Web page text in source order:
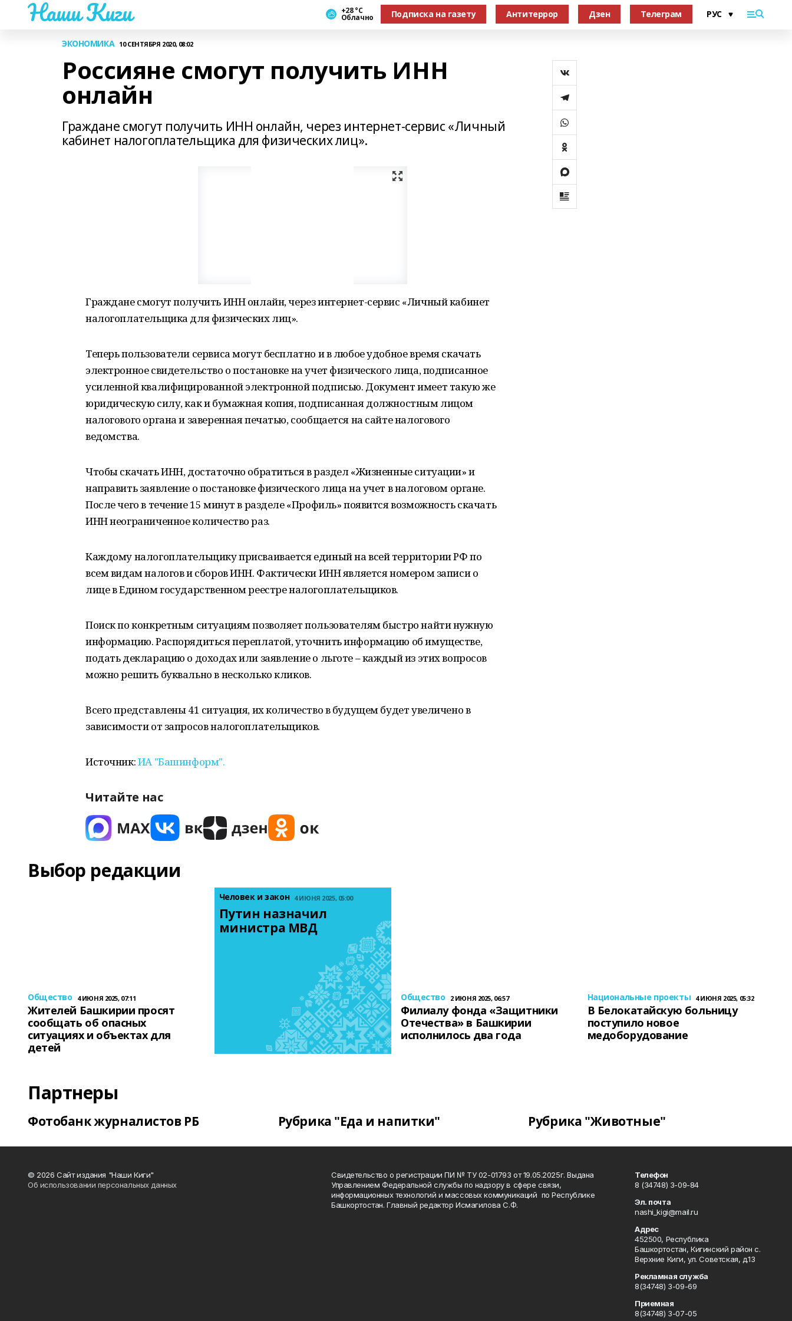
Наши Киги +28 °С
Облачно Подписка на газету Антитеррор Дзен Телеграм
ЭКОНОМИКА 10 СЕНТЯБРЯ 2020, 08:02
Россияне смогут получить ИНН
онлайн
Граждане смогут получить ИНН онлайн, через интернет-сервис «Личный
кабинет налогоплательщика для физических лиц».
Граждане смогут получить ИНН онлайн, через интернет-сервис «Личный кабинет
налогоплательщика для физических лиц».
Теперь пользователи сервиса могут бесплатно и в любое удобное время скачать
электронное свидетельство о постановке на учет физического лица, подписанное
усиленной квалифицированной электронной подписью. Документ имеет такую же
юридическую силу, как и бумажная копия, подписанная должностным лицом
налогового органа и заверенная печатью, сообщается на сайте налогового
ведомства.
Чтобы скачать ИНН, достаточно обратиться в раздел «Жизненные ситуации» и
направить заявление о постановке физического лица на учет в налоговом органе.
После чего в течение 15 минут в разделе «Профиль» появится возможность скачать
ИНН неограниченное количество раз.
Каждому налогоплательщику присваивается единый на всей территории РФ по
всем видам налогов и сборов ИНН. Фактически ИНН является номером записи о
лице в Едином государственном реестре налогоплательщиков.
Поиск по конкретным ситуациям позволяет пользователям быстро найти нужную
информацию. Распорядиться переплатой, уточнить информацию об имуществе,
подать декларацию о доходах или заявление о льготе – каждый из этих вопросов
можно решить буквально в несколько кликов.
Всего представлены 41 ситуация, их количество в будущем будет увеличено в
зависимости от запросов налогоплательщиков.
Источник:ИА "Башинформ".
Читайте нас
Выбор редакции
Общество 4 ИЮНЯ 2025, 07:11
Жителей Башкирии просят
сообщать об опасных
ситуациях и объектах для
детей
Человек и закон 4 ИЮНЯ 2025, 05:00
Путин назначил
министра МВД
Общество 2 ИЮНЯ 2025, 06:57
Филиалу фонда «Защитники
Отечества» в Башкирии
исполнилось два года
Национальные проекты 4 ИЮНЯ 2025, 05:32
В Белокатайскую больницу
поступило новое
медоборудование
Партнеры
Фотобанк журналистов РБ Рубрика "Еда и напитки" Рубрика "Животные"
© 2026 Сайт издания "Наши Киги"
Об использовании персональных данных
Свидетельство о регистрации ПИ № ТУ 02-01793 от 19.05.2025г. Выдана
Управлением Федеральной службы по надзору в сфере связи,
информационных технологий и массовых коммуникаций по Республике
Башкортостан. Главный редактор Исмагилова С.Ф.
Телефон
8 (34748) 3-09-84
Эл. почта
nashi_kigi@mail.ru
Адрес
452500, Республика
Башкортостан, Кигинский район с.
Верхние Киги, ул. Советская, д.13
Рекламная служба
8(34748) 3-09-69
Приемная
8(34748) 3-07-05